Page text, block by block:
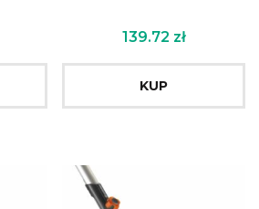
139.72 zł
KUP